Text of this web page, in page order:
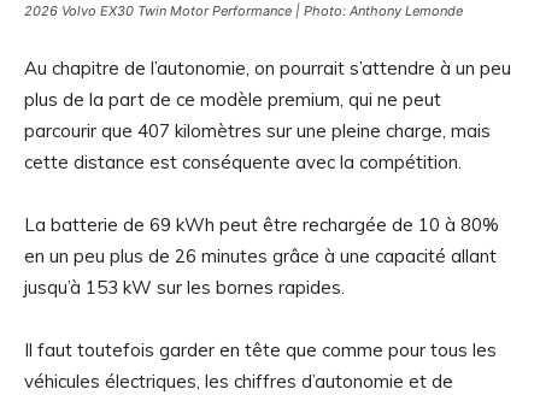
2026 Volvo EX30 Twin Motor Performance | Photo: Anthony Lemonde
Au chapitre de l’autonomie, on pourrait s’attendre à un peu
plus de la part de ce modèle premium, qui ne peut
parcourir que 407 kilomètres sur une pleine charge, mais
cette distance est conséquente avec la compétition.
La batterie de 69 kWh peut être rechargée de 10 à 80%
en un peu plus de 26 minutes grâce à une capacité allant
jusqu’à 153 kW sur les bornes rapides.
Il faut toutefois garder en tête que comme pour tous les
véhicules électriques, les chiffres d’autonomie et de